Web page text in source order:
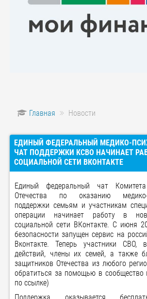
Главная Новости
ЕДИНЫЙ ФЕДЕРАЛЬНЫЙ МЕДИКО-
ЧАТ ПОДДЕРЖКИ КСВО НАЧИНАЕТ
СОЦИАЛЬНОЙ СЕТИ ВКОНТАКТЕ
Единый федеральный чат
Отечества по оказанию медико-
поддержки семьям и участникам
операции начинает работу в
социальной сети ВКонтакте. С июня
безопасности запущен сервис на
Вконтакте. Теперь участники СВО,
действий, члены их семей, а также
защитников Отечества из любого
обратиться за помощью в сообщество
по ссылке)